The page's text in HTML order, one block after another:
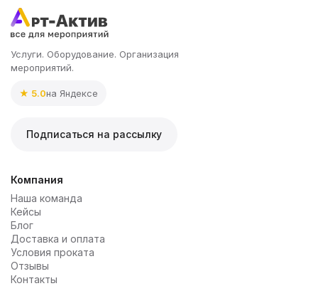
Услуги. Оборудование. Организация
мероприятий.
★ 5.0на Яндексе
Подписаться на рассылку
Компания
Наша команда
Кейсы
Блог
Доставка и оплата
Условия проката
Отзывы
Контакты